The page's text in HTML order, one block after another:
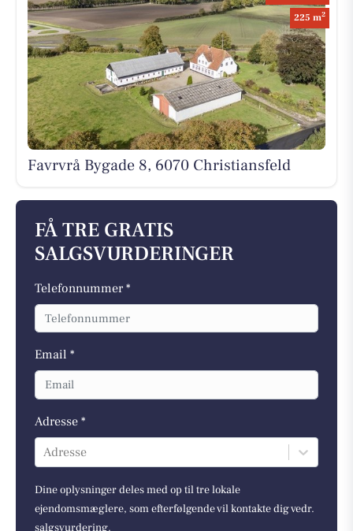
225 m2
Favrvrå Bygade 8, 6070 Christiansfeld
FÅ TRE GRATIS
SALGSVURDERINGER
Telefonnummer *
Email *
Adresse *
Adresse
Dine oplysninger deles med op til tre lokale
ejendomsmæglere, som efterfølgende vil kontakte dig vedr.
salgsvurdering.